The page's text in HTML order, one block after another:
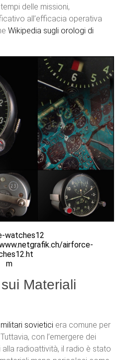
delle missioni,
all’efficacia operativa
Wikipedia sugli orologi di
watches12
airforce-
m
Materiali
sovietici era comune per
con l’emergere dei
radioattività, il radio è stato